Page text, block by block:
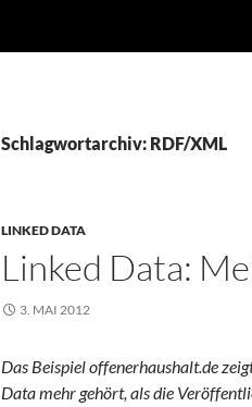
Schlagwortarchiv: RDF/XML
LINKED DATA
Linked Data:
3. MAI 2012
Das Beispiel offenerhaushalt.de
Data mehr gehört, als die